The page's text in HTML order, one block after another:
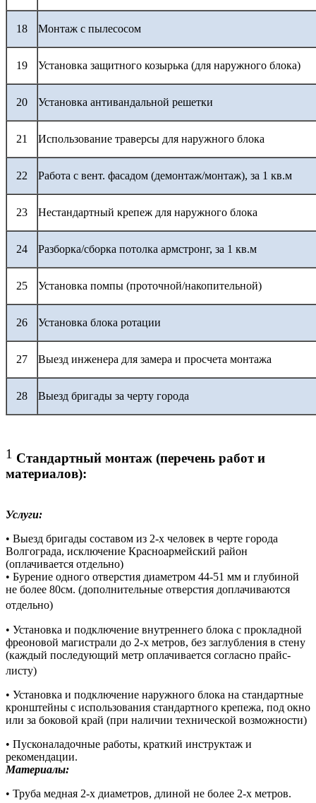
18 Монтаж с пылесосом
19 Установка защитного козырька (для наружного блока)
20 Установка антивандальной решетки
21 Использование траверсы для наружного блока
22 Работа с вент. фасадом (демонтаж/монтаж), за 1 кв.м
23 Нестандартный крепеж для наружного блока
24 Разборка/сборка потолка армстронг, за 1 кв.м
25 Установка помпы (проточной/накопительной)
26 Установка блока ротации
27 Выезд инженера для замера и просчета монтажа
28 Выезд бригады за черту города
1 Стандартный монтаж (перечень работ и
материалов):
Услуги:
• Выезд бригады составом из 2-х человек в черте города
Волгограда, исключение Красноармейский район
(оплачивается отдельно)
• Бурение одного отверстия диаметром 44-51 мм и глубиной
не более 80см. (дополнительные отверстия доплачиваются
отдельно)
• Установка и подключение внутреннего блока с прокладной
фреоновой магистрали до 2-х метров, без заглубления в стену
(каждый последующий метр оплачивается согласно прайс-
листу)
• Установка и подключение наружного блока на стандартные
кронштейны с использования стандартного крепежа, под окно
или за боковой край (при наличии технической возможности)
• Пусконаладочные работы, краткий инструктаж и
рекомендации.
Материалы:
• Труба медная 2-х диаметров, длиной не более 2-х метров.